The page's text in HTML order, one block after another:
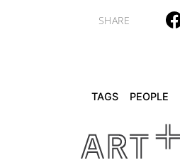
SHARE
TAGS PEOPLE